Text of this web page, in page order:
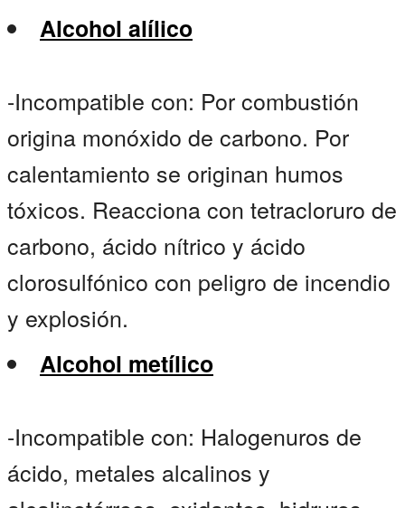
Alcohol alílico
-Incompatible con: Por combustión
origina monóxido de carbono. Por
calentamiento se originan humos
tóxicos. Reacciona con tetracloruro de
carbono, ácido nítrico y ácido
clorosulfónico con peligro de incendio
y explosión.
Alcohol metílico
-Incompatible con: Halogenuros de
ácido, metales alcalinos y